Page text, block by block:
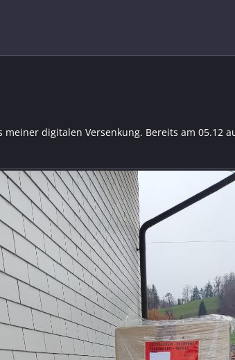
meiner digitalen Versenkung. Bereits am 05.12